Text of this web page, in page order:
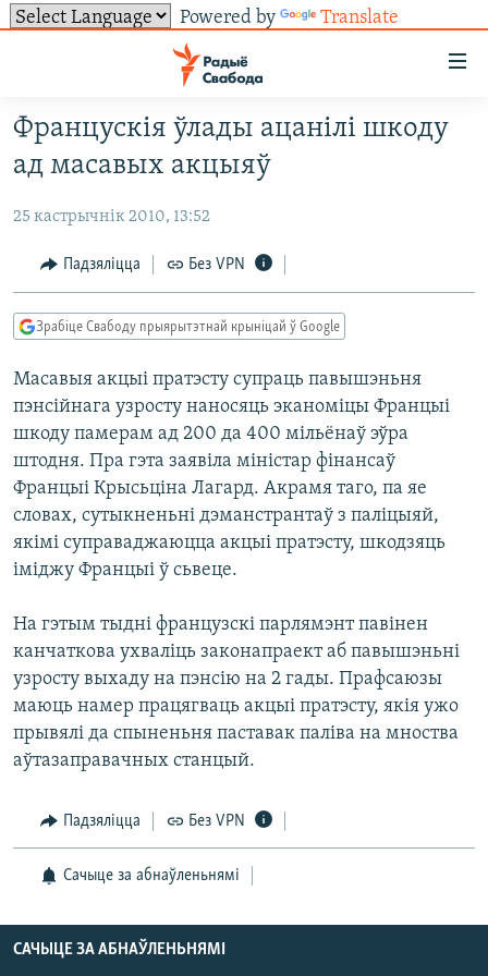
Powered by Translate
ўнівэрсальнага
доступу
да
галоўнага
Перайсьці
да
галоўнай
навігацыі
Перайсьці
да
пошуку
НАВІНЫ
ВІДЭА І ФОТА
ЛЮДЗІ
ЭКАНОМІКА
ВАЙНА
БЕЛАРУСЫ НА ВАЙНЕ
ПАЛІТВЯЗЬНІ
КУЛЬТУРА
КАЛЯНДАР
ТОЛЬКІ НА СВАБОДЗЕ
ТЭСТЫ
БЛОГІ
ПАДКАСТЫ
КНІГІ
PREMIUM
МОВА
НА ХВАЛЯХ СВАБОДЫ
СУВЯЗЬ
АБЫСЬЦІ БЛЯКАВАНЬНЕ
ПАДПІСАЦЦА
ПАДКАСТЫ
FACEBOOK
САЧЫЦЕ ЗА АБНАЎЛЕНЬНЯМІ
Усе сайты РС/РСЭ
Францускія ўлады ацанілі шкоду
ад масавых акцыяў
25 кастрычнік 2010, 13:52
Падзяліцца Без VPN
Зрабіце Свабоду прыярытэтнай крыніцай ў Google
Масавыя акцыі пратэсту супраць павышэньня
пэнсійнага узросту наносяць эканоміцы Францыі
шкоду памерам ад 200 да 400 мільёнаў эўра
штодня. Пра гэта заявіла міністар фінансаў
Францыі Крысьціна Лагард. Акрамя таго, па яе
словах, сутыкненьні дэманстрантаў з паліцыяй,
якімі суправаджаюцца акцыі пратэсту, шкодзяць
іміджу Францыі ў сьвеце.
На гэтым тыдні французскі парлямэнт павінен
канчаткова ухваліць законапраект аб павышэньні
узросту выхаду на пэнсію на 2 гады. Прафсаюзы
маюць намер працягваць акцыі пратэсту, якія ужо
прывялі да спыненьня паставак паліва на мноства
аўтазаправачных станцый.
Падзяліцца Без VPN
Сачыце за абнаўленьнямі
САЧЫЦЕ ЗА АБНАЎЛЕНЬНЯМІ